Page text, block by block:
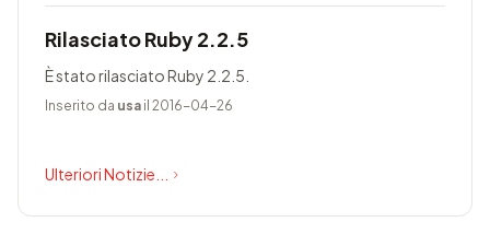
Rilasciato Ruby 2.2.5
È stato rilasciato Ruby 2.2.5.
Inserito da usa il 2016-04-26
Ulteriori Notizie...